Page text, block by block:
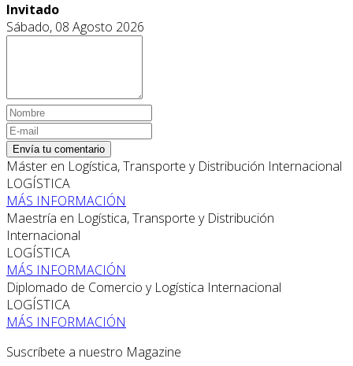
Invitado
Sábado, 08 Agosto 2026
Envía tu comentario
Máster en Logística, Transporte y Distribución Internacional
LOGÍSTICA
MÁS INFORMACIÓN
Maestría en Logística, Transporte y Distribución
Internacional
LOGÍSTICA
MÁS INFORMACIÓN
Diplomado de Comercio y Logística Internacional
LOGÍSTICA
MÁS INFORMACIÓN
Suscríbete a nuestro Magazine